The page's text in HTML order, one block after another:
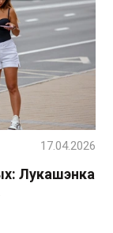
Лукашэнка
17.04.2026